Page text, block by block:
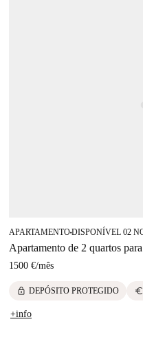
APARTAMENTO■DISPONÍVEL 02
Apartamento de 2 quartos
1500 €/mês
lock DEPÓSITO PROTEGIDO euro
+info